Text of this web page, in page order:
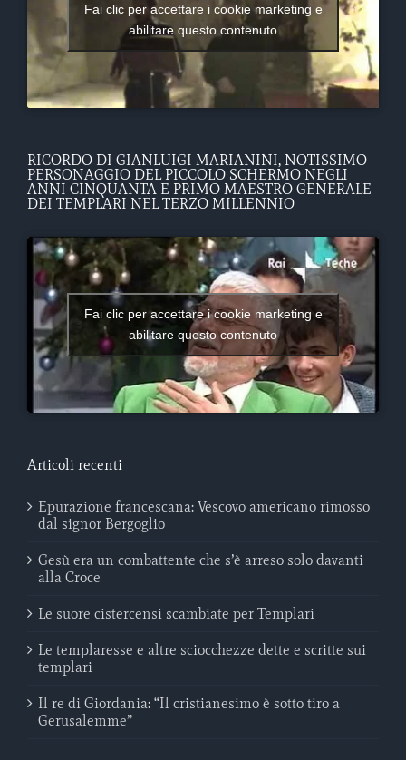
Fai clic per accettare i cookie marketing e
abilitare questo contenuto
RICORDO DI GIANLUIGI MARIANINI, NOTISSIMO
PERSONAGGIO DEL PICCOLO SCHERMO NEGLI
ANNI CINQUANTA E PRIMO MAESTRO GENERALE
DEI TEMPLARI NEL TERZO MILLENNIO
Fai clic per accettare i cookie marketing e
abilitare questo contenuto
Articoli recenti
Epurazione francescana: Vescovo americano rimosso
dal signor Bergoglio
Gesù era un combattente che s’è arreso solo davanti
alla Croce
Le suore cistercensi scambiate per Templari
Le templaresse e altre sciocchezze dette e scritte sui
templari
Il re di Giordania: “Il cristianesimo è sotto tiro a
Gerusalemme”